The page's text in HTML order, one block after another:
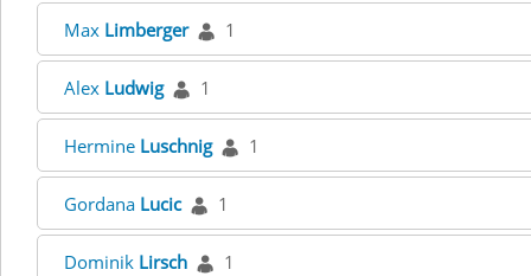
Max Limberger 1
Alex Ludwig 1
Hermine Luschnig 1
Gordana Lucic 1
Dominik Lirsch 1